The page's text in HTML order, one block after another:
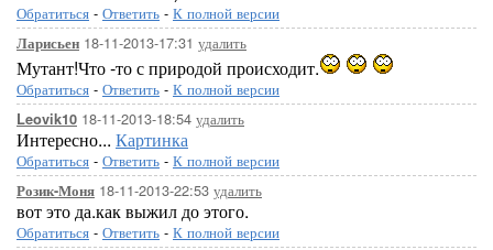
Обратиться - Ответить - К полной версии
Ларисьен 18-11-2013-17:31 удалить
Мутант!Что -то с природой происходит.
Обратиться - Ответить - К полной версии
Leovik10 18-11-2013-18:54 удалить
Интересно... Картинка
Обратиться - Ответить - К полной версии
Розик-Моня 18-11-2013-22:53 удалить
вот это да.как выжил до этого.
Обратиться - Ответить - К полной версии